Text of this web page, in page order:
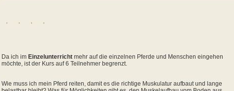
Da ich im Einzelunterricht mehr auf die einzelnen Pferde und Menschen eingehen
möchte, ist der Kurs auf 6 Teilnehmer begrenzt.
Wie muss ich mein Pferd reiten, damit es die richtige Muskulatur aufbaut und lange